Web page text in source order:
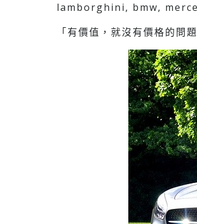
lamborghini, bmw,
「有價值，就沒有價格的問